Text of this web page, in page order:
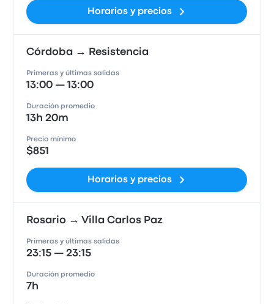
Horarios y precios
Córdoba → Resistencia
Primeras y últimas salidas
13:00 — 13:00
Duración promedio
13h 20m
Precio mínimo
$851
Horarios y precios
Rosario → Villa Carlos Paz
Primeras y últimas salidas
23:15 — 23:15
Duración promedio
7h